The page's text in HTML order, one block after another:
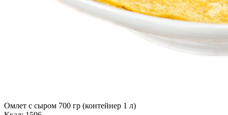
Омлет с сыром 700 гр (контейнер 1 л)